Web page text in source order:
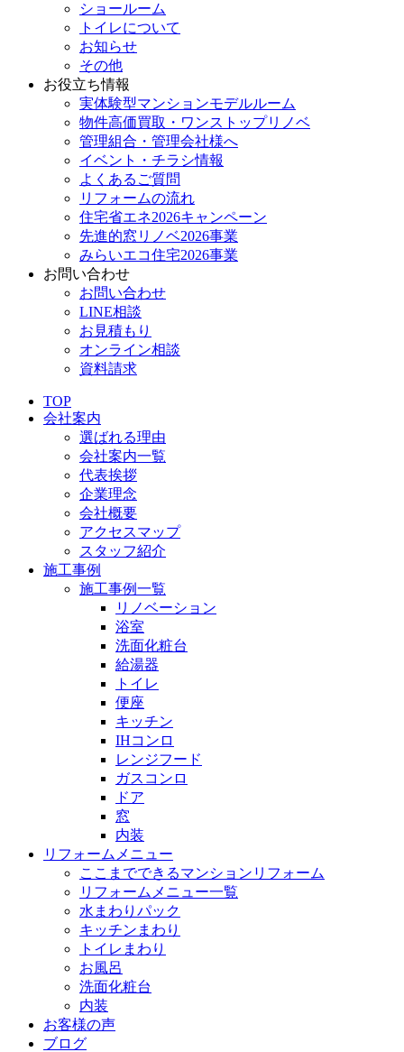
ショールーム
トイレについて
お知らせ
その他
お役立ち情報
実体験型マンションモデルルーム
物件高価買取・ワンストップリノベ
管理組合・管理会社様へ
イベント・チラシ情報
よくあるご質問
リフォームの流れ
住宅省エネ2026キャンペーン
先進的窓リノベ2026事業
みらいエコ住宅2026事業
お問い合わせ
お問い合わせ
LINE相談
お見積もり
オンライン相談
資料請求
TOP
会社案内
選ばれる理由
会社案内一覧
代表挨拶
企業理念
会社概要
アクセスマップ
スタッフ紹介
施工事例
施工事例一覧
リノベーション
浴室
洗面化粧台
給湯器
トイレ
便座
キッチン
IHコンロ
レンジフード
ガスコンロ
ドア
窓
内装
リフォームメニュー
ここまでできるマンションリフォーム
リフォームメニュー一覧
水まわりパック
キッチンまわり
トイレまわり
お風呂
洗面化粧台
内装
お客様の声
ブログ